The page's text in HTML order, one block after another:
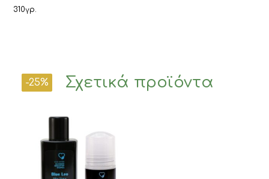
310γρ.
Σχετικά προϊόντα
-23%
-27%
-25%